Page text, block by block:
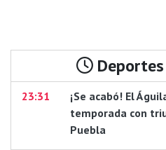
23:31
¡Se acabó! El
temporada con
Puebla